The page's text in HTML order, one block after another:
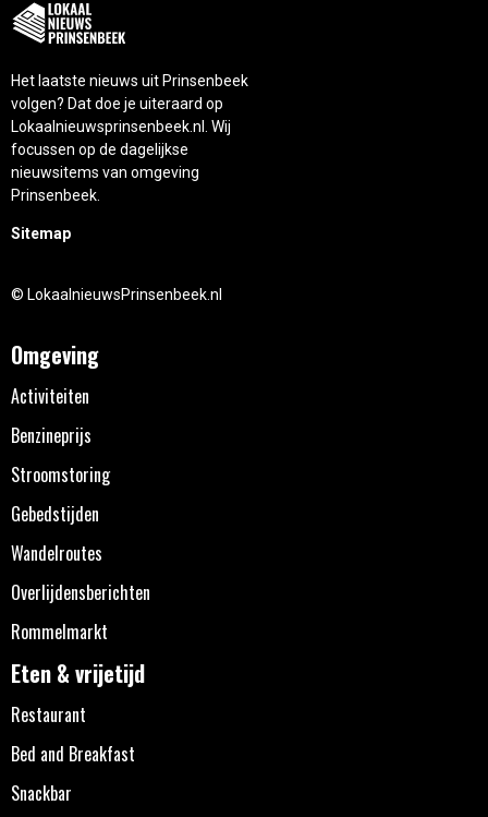
Het laatste nieuws uit Prinsenbeek
volgen? Dat doe je uiteraard op
Lokaalnieuwsprinsenbeek.nl. Wij
focussen op de dagelijkse
nieuwsitems van omgeving
Prinsenbeek.
Sitemap
© LokaalnieuwsPrinsenbeek.nl
Omgeving
Activiteiten
Benzineprijs
Stroomstoring
Gebedstijden
Wandelroutes
Overlijdensberichten
Rommelmarkt
Eten & vrijetijd
Restaurant
Bed and Breakfast
Snackbar